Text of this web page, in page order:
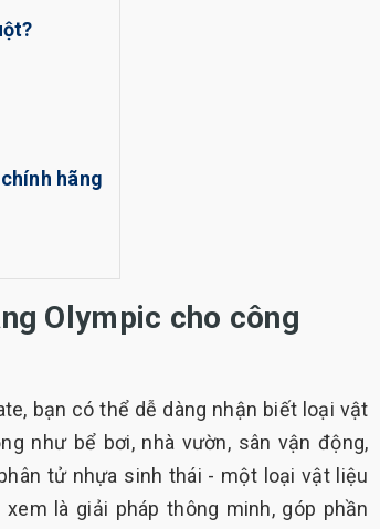
hãng
Olympic cho công
bạn có thể dễ dàng nhận biết loại vật
như bể bơi, nhà vườn, sân vận động,
tử nhựa sinh thái - một loại vật liệu
là giải pháp thông minh, góp phần